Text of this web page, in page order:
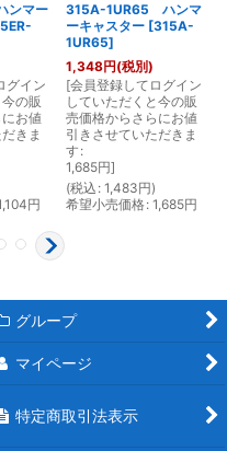
ンマー
グイン
の販
お値
きま
円
315A-1UR65 ハンマ
ーキャスター [315A-
1UR65]
1,348円(税別)
[会員登録してログイン
していただくと今の販
売価格からさらにお値
引きさせていただきま
す :
1,685円]
(税込 : 1,483円)
希望小売価格: 1,685円
グループ
マイページ
特定商取引法表示